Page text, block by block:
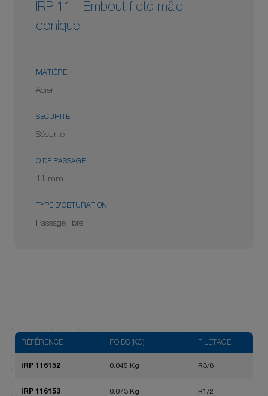
IRP 11 - Embout fileté mâle
conique
MATIÈRE
Acier
SÉCURITÉ
Sécurité
Ø DE PASSAGE
11 mm
TYPE D'OBTURATION
Passage libre
RÉFÉRENCE POIDS (KG) FILETAGE
IRP 116152 0.045 Kg R3/8
IRP 116153 0.073 Kg R1/2